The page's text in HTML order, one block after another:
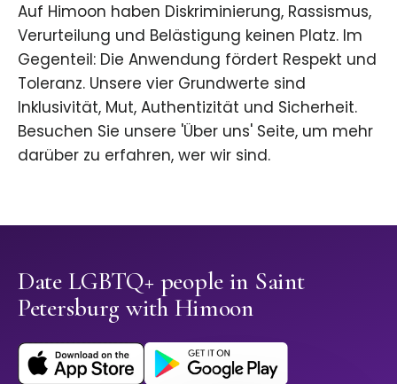
Auf Himoon haben Diskriminierung, Rassismus,
Verurteilung und Belästigung keinen Platz. Im
Gegenteil: Die Anwendung fördert Respekt und
Toleranz. Unsere vier Grundwerte sind
Inklusivität, Mut, Authentizität und Sicherheit.
Besuchen Sie unsere 'Über uns' Seite, um mehr
darüber zu erfahren, wer wir sind.
Date LGBTQ+ people in Saint
Petersburg with Himoon